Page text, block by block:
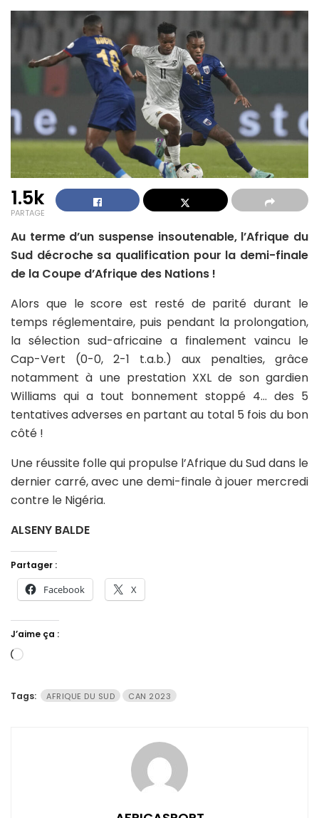
1.5k
PARTAGE
Au terme d’un suspense insoutenable, l’Afrique du
Sud décroche sa qualification pour la demi-finale
de la Coupe d’Afrique des Nations !
Alors que le score est resté de parité durant le
temps réglementaire, puis pendant la prolongation,
la sélection sud-africaine a finalement vaincu le
Cap-Vert (0-0, 2-1 t.a.b.) aux penalties, grâce
notamment à une prestation XXL de son gardien
Williams qui a tout bonnement stoppé 4… des 5
tentatives adverses en partant au total 5 fois du bon
côté !
Une réussite folle qui propulse l’Afrique du Sud dans le
dernier carré, avec une demi-finale à jouer mercredi
contre le Nigéria.
ALSENY BALDE
Partager :
Facebook X
J’aime ça :
Chargement…
Tags: AFRIQUE DU SUD CAN 2023